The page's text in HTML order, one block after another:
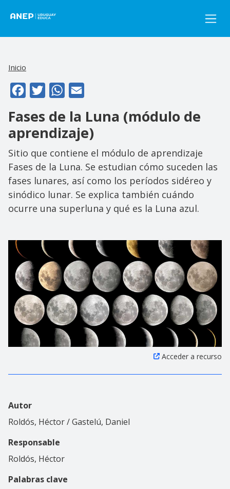
Inicio
FacebookTwitterWhatsApp
Fases de la Luna (módulo de
aprendizaje)
Sitio que contiene el módulo de aprendizaje
Fases de la Luna. Se estudian cómo suceden las
fases lunares, así como los períodos sidéreo y
sinódico lunar. Se explica también cuándo
ocurre una superluna y qué es la Luna azul.
Acceder a recurso
Autor
Roldós, Héctor / Gastelú, Daniel
Responsable
Roldós, Héctor
Palabras clave